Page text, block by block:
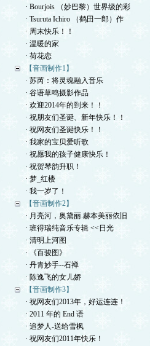
· Bourjois （妙巴黎）世界级的彩
· Tsuruta Ichiro （鹤田一郎）作
· 周末快乐！！
· 温暖的家
· 荷花恋
【音画制作1】
· 苏芮：将灵魂融入音乐
· 谷语草鸣摄影作品
· 欢迎2014年的到来！！
· 祝朋友们圣诞、新年快乐！！
· 祝网友们圣诞快乐！！
· 我家的宝贝爱听歌
· 祝愿我的孩子健康快乐！
· 祝贺琴韵升职！
· 梦_红楼
· 我一岁了！
【音画制作2】
· 月亮河，奥黛丽.赫本美丽依旧
· 班得瑞纯音乐专辑 <<日光
· 清明上河图
· 《百骏图》
· 丹青妙手--石禅
· 陈逸飞的女儿娇
【音画制作3】
· 祝网友们2013年，好运连连！
· 2011 年的 End 语
· 追梦人-送给雪枫
· 祝网友们2011年快乐！